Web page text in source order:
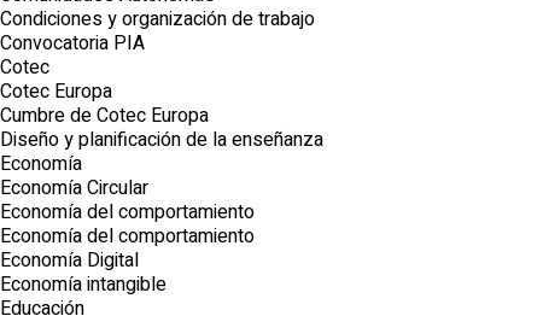
Condiciones y organización de trabajo
Convocatoria PIA
Cotec
Cotec Europa
Cumbre de Cotec Europa
Diseño y planificación de la enseñanza
Economía
Economía Circular
Economía del comportamiento
Economía del comportamiento
Economía Digital
Economía intangible
Educación